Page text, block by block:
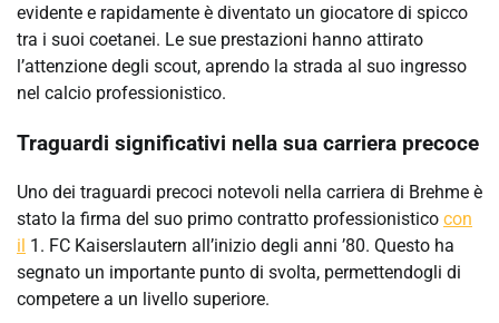
evidente e rapidamente è diventato un giocatore di spicco
tra i suoi coetanei. Le sue prestazioni hanno attirato
l’attenzione degli scout, aprendo la strada al suo ingresso
nel calcio professionistico.
Traguardi significativi nella sua carriera precoce
Uno dei traguardi precoci notevoli nella carriera di Brehme è
stato la firma del suo primo contratto professionistico con
il 1. FC Kaiserslautern all’inizio degli anni ’80. Questo ha
segnato un importante punto di svolta, permettendogli di
competere a un livello superiore.